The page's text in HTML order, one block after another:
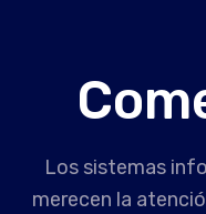
Los sistemas
merecen la